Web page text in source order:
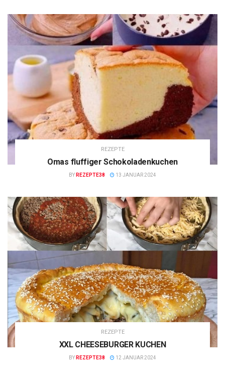
REZEPTE
Omas fluffiger Schokoladenkuchen
BY REZEPTE38 13 JANUAR 2024
REZEPTE
XXL CHEESEBURGER KUCHEN
BY REZEPTE38 12 JANUAR 2024